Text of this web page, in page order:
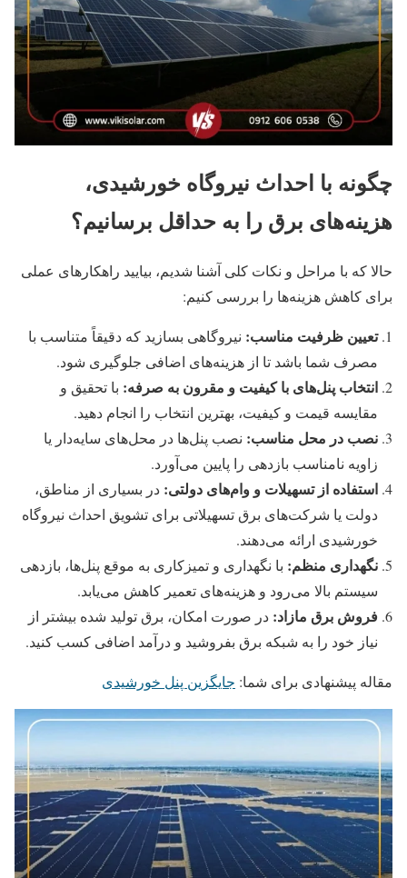
چگونه با احداث نیروگاه خورشیدی،
هزینه‌های برق را به حداقل برسانیم؟
حالا که با مراحل و نکات کلی آشنا شدیم، بیایید راهکارهای عملی
برای کاهش هزینه‌ها را بررسی کنیم:
تعیین ظرفیت مناسب: نیروگاهی بسازید که دقیقاً متناسب با
مصرف شما باشد تا از هزینه‌های اضافی جلوگیری شود.
انتخاب پنل‌های با کیفیت و مقرون به صرفه: با تحقیق و
مقایسه قیمت و کیفیت، بهترین انتخاب را انجام دهید.
نصب در محل مناسب: نصب پنل‌ها در محل‌های سایه‌دار یا
زاویه نامناسب بازدهی را پایین می‌آورد.
استفاده از تسهیلات و وام‌های دولتی: در بسیاری از مناطق،
دولت یا شرکت‌های برق تسهیلاتی برای تشویق احداث نیروگاه
خورشیدی ارائه می‌دهند.
نگهداری منظم: با نگهداری و تمیزکاری به موقع پنل‌ها، بازدهی
سیستم بالا می‌رود و هزینه‌های تعمیر کاهش می‌یابد.
فروش برق مازاد: در صورت امکان، برق تولید شده بیشتر از
نیاز خود را به شبکه برق بفروشید و درآمد اضافی کسب کنید.
مقاله پیشنهادی برای شما: جایگزین پنل خورشیدی